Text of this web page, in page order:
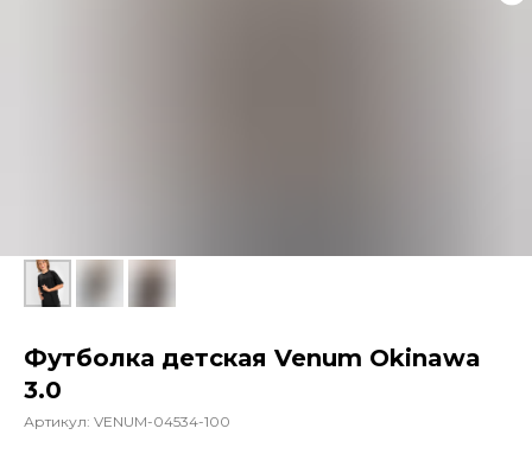
Футболка детская Venum Okinawa
3.0
Артикул: VENUM-04534-100